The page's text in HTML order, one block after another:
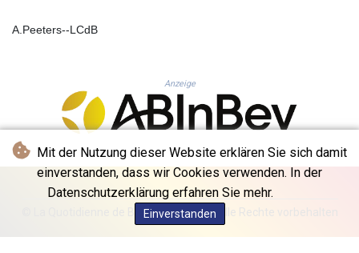
Mit der Nutzung dieser Website erklären Sie sich damit
einverstanden, dass wir Cookies verwenden. In der
Datenschutzerklärung erfahren Sie mehr.
Einverstanden
IQD 1509.981237
IRR
1590322.371805
JEP 0.8566
JMD 183.057725
JOD 0.819746
JPY 182.445186
KES 149.158147
A.Peeters--LCdB
Anzeige
© La Quotidienne de Bruxelles - 2026 - Alle Rechte vorbehalten